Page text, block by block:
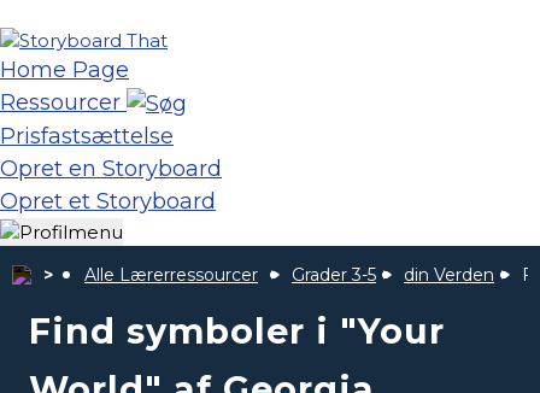
Home Page
Ressourcer
Prisfastsættelse
Opret en Storyboard
Opret et Storyboard
Alle Lærerressourcer Grader 3-5 din Verden
Find symboler i "Your